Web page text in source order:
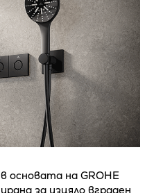
основата на GROHE
за изцяло вграден